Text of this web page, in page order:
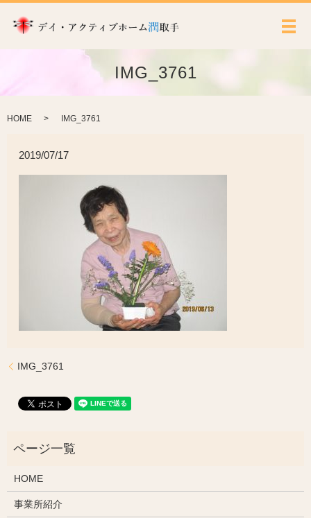
メ
IMG_3761
HOME IMG_3761
2019/07/17
IMG_3761
HOME
事業所紹介